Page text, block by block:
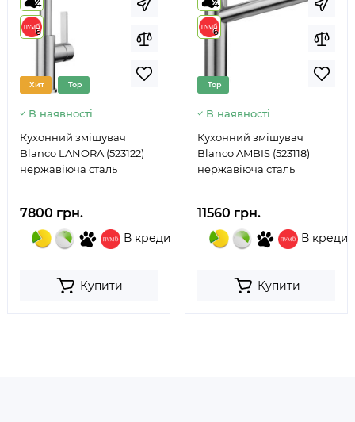
4
6
Хит Top
В наявності
Кухонний змішувач
Blanco LANORA (523122)
нержавіюча сталь
7800 грн.
В кредит
Купити
4
6
Top
В наявності
Кухонний змішувач
Blanco AMBIS (523118)
нержавіюча сталь
11560 грн.
В кредит
Купити